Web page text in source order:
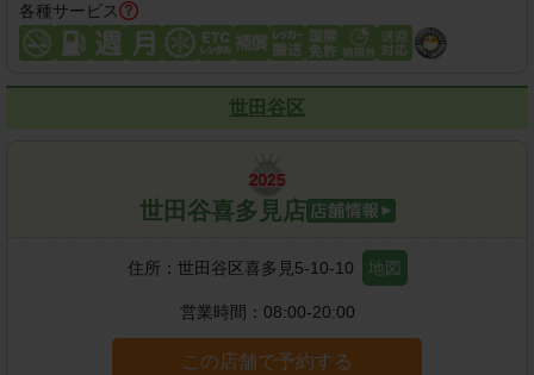
各種サービス
世田谷区
世田谷喜多見店
住所： 世田谷区喜多見5-10-10 地図
営業時間： 08:00-20:00
この店舗で予約する